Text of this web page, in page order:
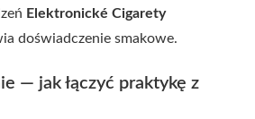
Elektronické Cigarety
doświadczenie smakowe.
— jak łączyć praktykę z